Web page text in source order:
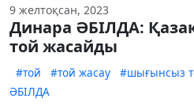
9 желтоқсан, 2023
Динара ӘБІЛДА:
той жасайды
#той #той жасау #шығынсыз
ӘБІЛДА